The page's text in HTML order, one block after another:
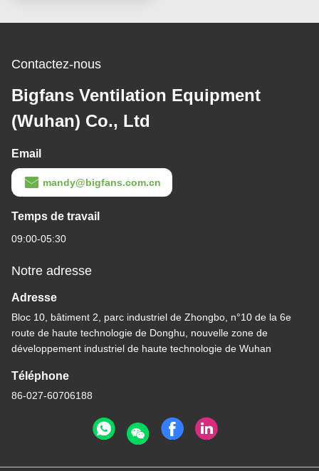
Contactez-nous
Bigfans Ventilation Equipment
(Wuhan) Co., Ltd
Email
mandy@bigfans.com.cn
Temps de travail
09:00-05:30
Notre adresse
Adresse
Bloc 10, bâtiment 2, parc industriel de Zhongbo, n°10 de la 6e
route de haute technologie de Donghu, nouvelle zone de
développement industriel de haute technologie de Wuhan
Téléphone
86-027-60706188